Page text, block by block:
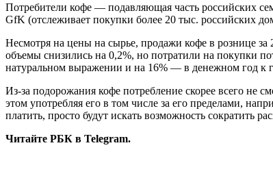
Потребители кофе — подавляющая часть российских
GfK (отслеживает покупки более 20 тыс. российских
Несмотря на цены на сырье, продажи кофе в рознице
объемы снизились на 0,2%, но потратили на покупки
натуральном выражении и на 16% — в денежном год к
Из-за подорожания кофе потребление скорее всего не
этом употребляя его в том числе за его пределами,
платить, просто будут искать возможность сократить
Читайте РБК в Telegram.